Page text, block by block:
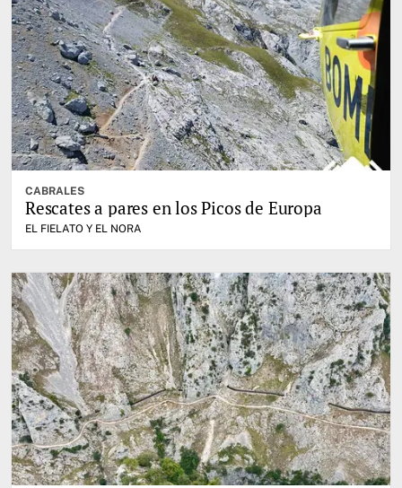
CABRALES
Rescates a pares en los Picos de Europa
EL FIELATO Y EL NORA